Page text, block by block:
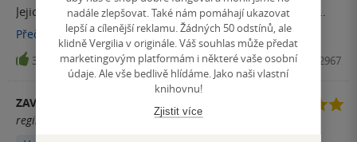
Jejich sarkastický humor je má krevní skupina. Nemám
knize absolutně co vytknout. Varování v knize neberte na
lehkou váhu. Upřímně jsem se u těch scén pobavila, ale
pro někoho to můžeme být už moc.
Přečíst více
35 Kniha, Red, 2025, 9788027742967
ZAVISLA_KNIHOMOLKA
registrovaný uživatel
nadále zlepšovat. Také nám pomáhají ukazovat
lepší a cílenější reklamu. Žádných 50 odstínů, ale
klidně Vergilia v originále. Váš souhlas může předat
marketingovým platformám i některé vaše osobní
údaje. Ale vše bedlivě hlídáme. Jako naši vlastní
knihovnu!
Zjistit více